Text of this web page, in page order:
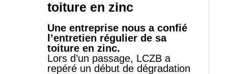
toiture en zinc
Une entreprise nous a confié
l’entretien régulier de sa
toiture en zinc.
Lors d’un passage, LCZB a
repéré un début de dégradation